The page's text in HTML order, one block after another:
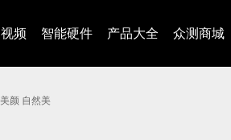
视频 智能硬件 产品大全 众测商城